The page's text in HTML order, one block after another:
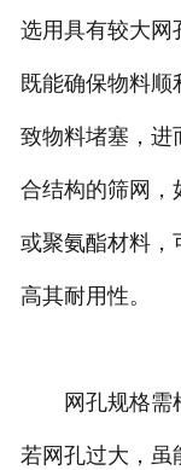
选用具有较大网
既能确保物料
致物料堵塞，进
合结构的筛网，
或聚氨酯材料，
高其耐用性。
网孔规格需根
若网孔过大，虽